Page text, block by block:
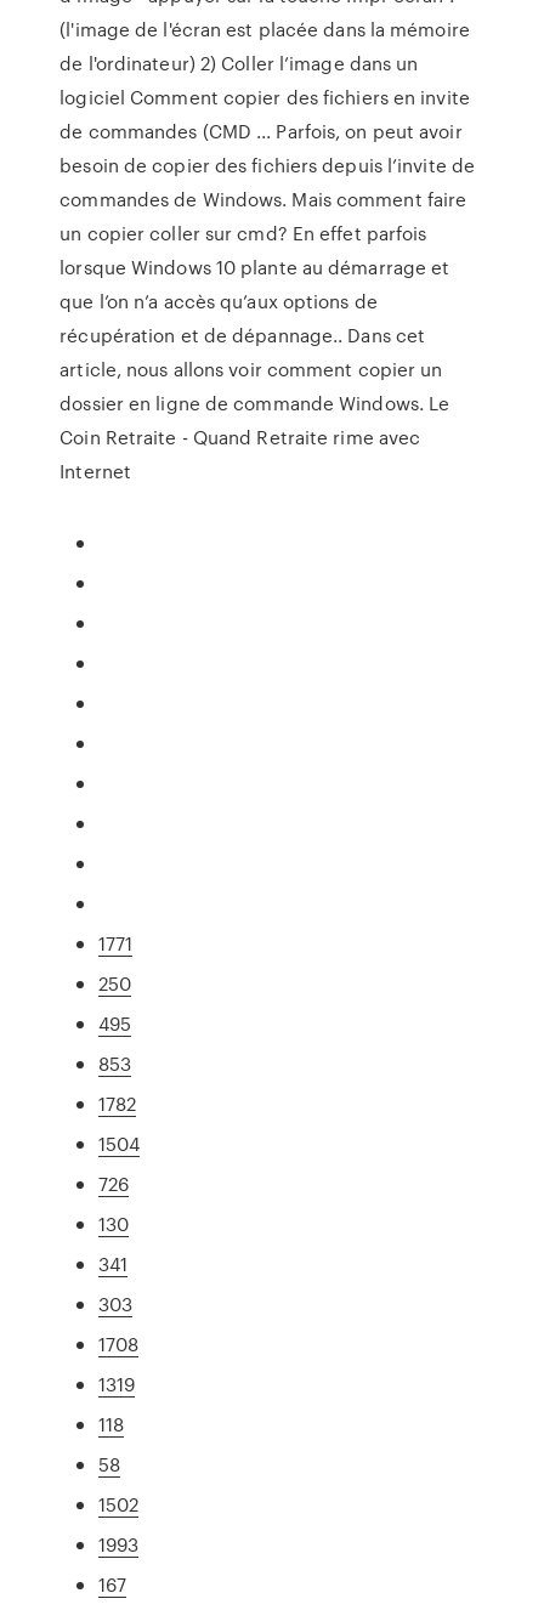
(l'image de l'écran est placée dans la mémoire
de l'ordinateur) 2) Coller l’image dans un
logiciel Comment copier des fichiers en invite
de commandes (CMD ... Parfois, on peut avoir
besoin de copier des fichiers depuis l’invite de
commandes de Windows. Mais comment faire
un copier coller sur cmd? En effet parfois
lorsque Windows 10 plante au démarrage et
que l’on n’a accès qu’aux options de
récupération et de dépannage.. Dans cet
article, nous allons voir comment copier un
dossier en ligne de commande Windows. Le
Coin Retraite - Quand Retraite rime avec
Internet
1771
250
495
853
1782
1504
726
130
341
303
1708
1319
118
58
1502
1993
167